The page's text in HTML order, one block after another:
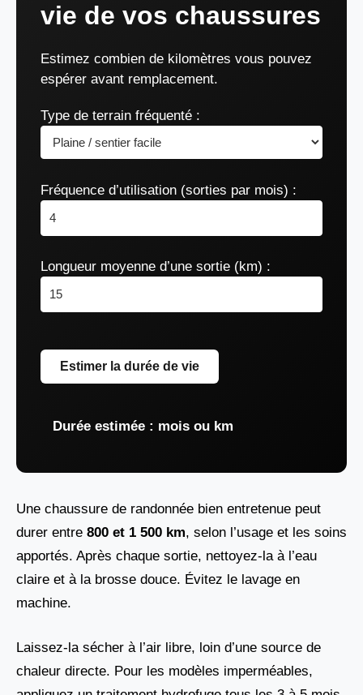
vie de vos chaussures
Estimez combien de kilomètres vous pouvez
espérer avant remplacement.
Type de terrain fréquenté :
Fréquence d’utilisation (sorties par mois) :
Longueur moyenne d’une sortie (km) :
Estimer la durée de vie
Durée estimée : mois ou km
Une chaussure de randonnée bien entretenue peut
durer entre 800 et 1 500 km, selon l’usage et les soins
apportés. Après chaque sortie, nettoyez-la à l’eau
claire et à la brosse douce. Évitez le lavage en
machine.
Laissez-la sécher à l’air libre, loin d’une source de
chaleur directe. Pour les modèles imperméables,